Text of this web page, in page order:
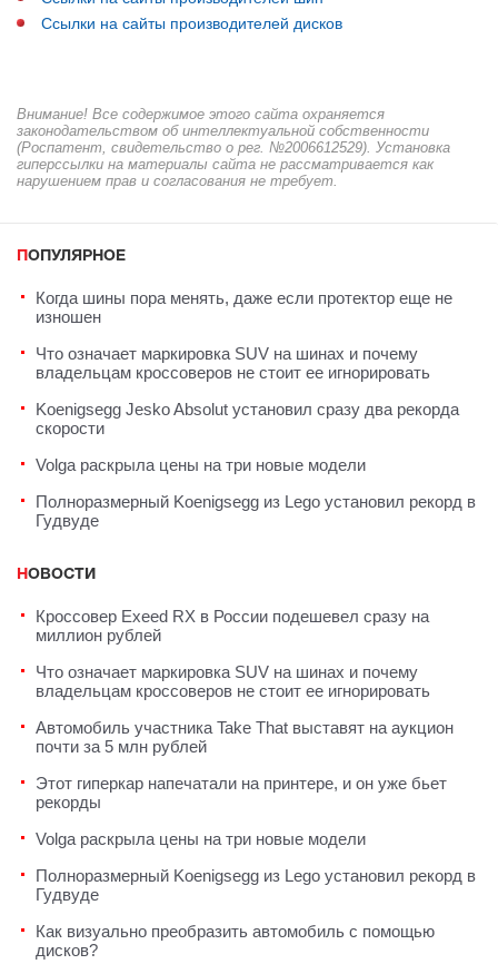
Ссылки на сайты производителей дисков
Внимание! Все содержимое этого сайта охраняется
законодательством об интеллектуальной собственности
(Роспатент, свидетельство о рег. №2006612529). Установка
гиперссылки на материалы сайта не рассматривается как
нарушением прав и согласования не требует.
ПОПУЛЯРНОЕ
Когда шины пора менять, даже если протектор еще не
изношен
Что означает маркировка SUV на шинах и почему
владельцам кроссоверов не стоит ее игнорировать
Koenigsegg Jesko Absolut установил сразу два рекорда
скорости
Volga раскрыла цены на три новые модели
Полноразмерный Koenigsegg из Lego установил рекорд в
Гудвуде
НОВОСТИ
Кроссовер Exeed RX в России подешевел сразу на
миллион рублей
Что означает маркировка SUV на шинах и почему
владельцам кроссоверов не стоит ее игнорировать
Автомобиль участника Take That выставят на аукцион
почти за 5 млн рублей
Этот гиперкар напечатали на принтере, и он уже бьет
рекорды
Volga раскрыла цены на три новые модели
Полноразмерный Koenigsegg из Lego установил рекорд в
Гудвуде
Как визуально преобразить автомобиль с помощью
дисков?